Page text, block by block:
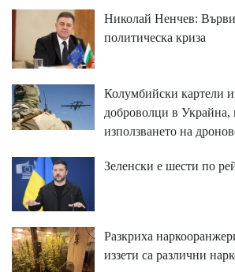
Николай Ненчев:
политическа криза
Колумбийски картели
доброволци в Украйна,
използването на
Зеленски е шести по
Разкриха
иззети са различни